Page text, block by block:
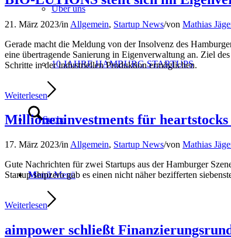
Über uns
10 JAHRE HAMBURG STARTUPS
Suche
Menü Menü
21. März 2023/in Allgemein, Startup News/von Mathias
Gerade macht die Meldung von der Insolvenz des
eine übertragende Sanierung in Eigenverwaltung an. Ziel
Schritte in der industriellen Produktion ermöglichen.
Weiterlesen
Millioneninvestments für heartstocks
17. März 2023/in Allgemein, Startup News/von Mathias
Gute Nachrichten für zwei Startups aus der Hamburger
Startup shipzero gab es einen nicht näher bezifferten
Weiterlesen
aimpower schließt